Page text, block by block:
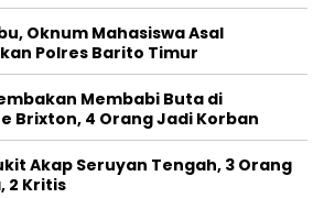
Oknum Mahasiswa Asal
Polres Barito Timur
Membabi Buta di
Brixton, 4 Orang Jadi Korban
Akap Seruyan Tengah, 3 Orang
2 Kritis